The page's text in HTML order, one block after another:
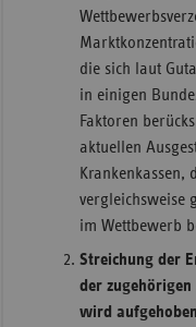
die sich laut
in einigen
Faktoren
aktuellen
Krankenkassen,
vergleichsweise
im Wettbewerb
Streichung der
der zugehörigen
wird aufgehoben